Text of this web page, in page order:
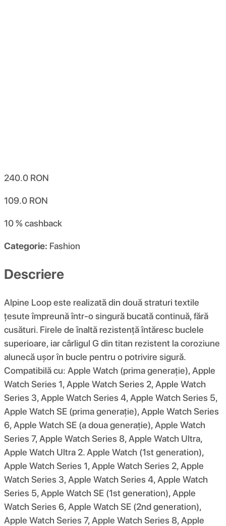
240.0 RON
109.0 RON
10 %cashback
Categorie: Fashion
Descriere
Alpine Loop este realizată din două straturi textile
țesute împreună într-o singură bucată continuă, fără
cusături. Firele de înaltă rezistență întăresc buclele
superioare, iar cârligul G din titan rezistent la coroziune
alunecă ușor în bucle pentru o potrivire sigură.
Compatibilă cu: Apple Watch (prima generație), Apple
Watch Series 1, Apple Watch Series 2, Apple Watch
Series 3, Apple Watch Series 4, Apple Watch Series 5,
Apple Watch SE (prima generație), Apple Watch Series
6, Apple Watch SE (a doua generație), Apple Watch
Series 7, Apple Watch Series 8, Apple Watch Ultra,
Apple Watch Ultra 2. Apple Watch (1st generation),
Apple Watch Series 1, Apple Watch Series 2, Apple
Watch Series 3, Apple Watch Series 4, Apple Watch
Series 5, Apple Watch SE (1st generation), Apple
Watch Series 6, Apple Watch SE (2nd generation),
Apple Watch Series 7, Apple Watch Series 8, Apple